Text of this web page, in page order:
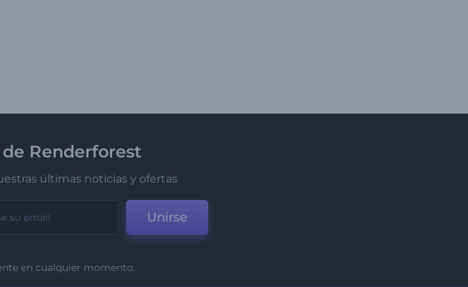
Renderforest
últimas noticias y ofertas
Unirse
en cualquier momento.